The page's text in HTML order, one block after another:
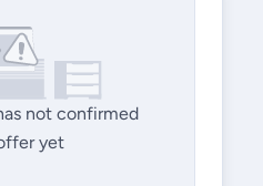
not confirmed
yet